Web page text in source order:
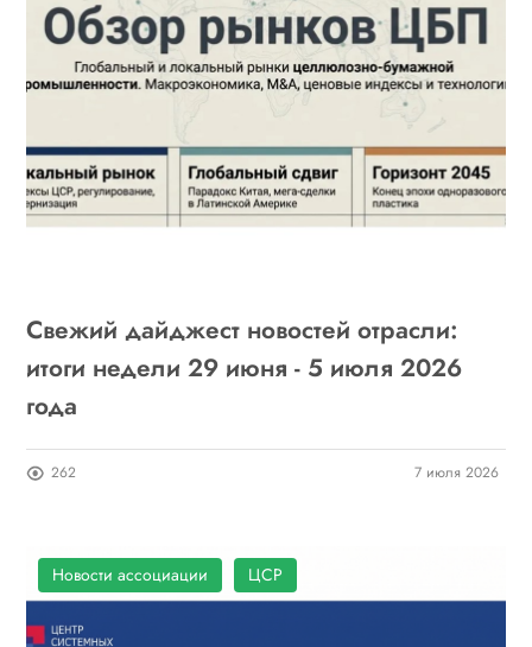
Свежий дайджест новостей отрасли:
итоги недели 29 июня - 5 июля 2026
года
262 7 июля 2026
Новости ассоциации ЦСР